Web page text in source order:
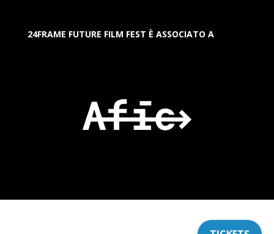
24FRAME FUTURE FILM FEST È ASSOCIATO A